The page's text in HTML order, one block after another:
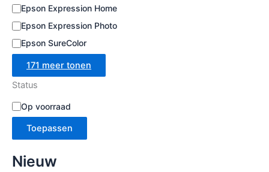
Epson Expression Home
Epson Expression Photo
Epson SureColor
171 meer tonen
Status
B
e
c
i
Op voorraad
Toepassen
Nieuw